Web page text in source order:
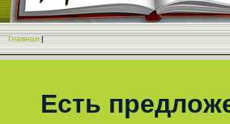
Главная |
Есть